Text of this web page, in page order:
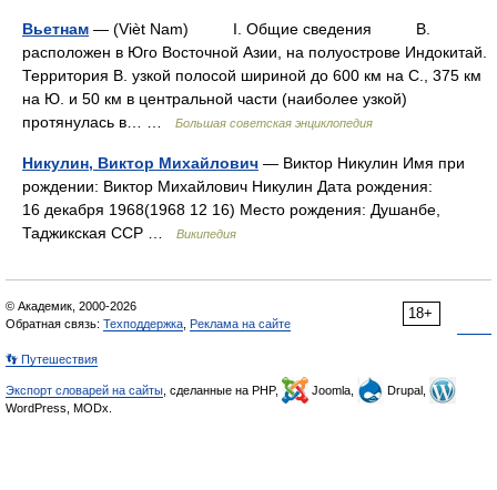
Вьетнам — (Vièt Nam) I. Общие сведения В.
расположен в Юго Восточной Азии, на полуострове Индокитай.
Территория В. узкой полосой шириной до 600 км на С., 375 км
на Ю. и 50 км в центральной части (наиболее узкой)
протянулась в… …
Большая советская энциклопедия
Никулин, Виктор Михайлович — Виктор Никулин Имя при
рождении: Виктор Михайлович Никулин Дата рождения:
16 декабря 1968(1968 12 16) Место рождения: Душанбе,
Таджикская ССР …
Википедия
18+
© Академик, 2000-2026
Обратная связь: Техподдержка Реклама на сайте
👣 Путешествия
Экспорт словарей на сайты , сделанные на PHP, Joomla,
Drupal,
WordPress, MODx.